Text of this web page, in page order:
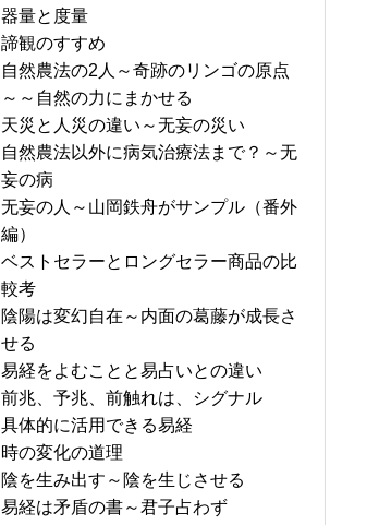
器量と度量
諦観のすすめ
自然農法の2人～奇跡のリンゴの原点
～～自然の力にまかせる
天災と人災の違い～无妄の災い
自然農法以外に病気治療法まで？～无
妄の病
无妄の人～山岡鉄舟がサンプル（番外
編）
ベストセラーとロングセラー商品の比
較考
陰陽は変幻自在～内面の葛藤が成長さ
せる
易経をよむことと易占いとの違い
前兆、予兆、前触れは、シグナル
具体的に活用できる易経
時の変化の道理
陰を生み出す～陰を生じさせる
易経は矛盾の書～君子占わず